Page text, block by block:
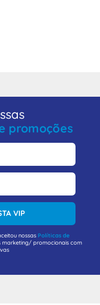
promoções
VIP
nossas Políticas de
promocionais com